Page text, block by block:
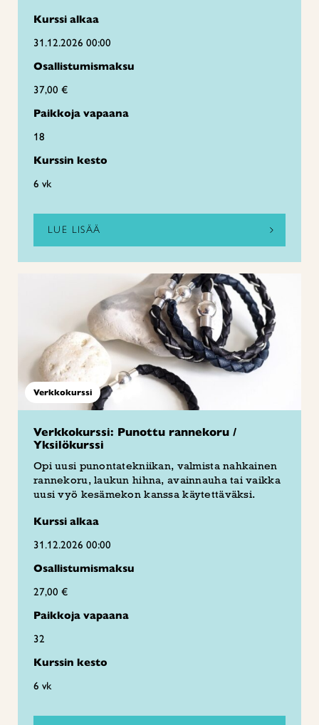
Kurssi alkaa
31.12.2026 00:00
Osallistumismaksu
37,00 €
Paikkoja vapaana
18
Kurssin kesto
6 vk
LUE LISÄÄ
Verkkokurssi
Verkkokurssi: Punottu rannekoru /
Yksilökurssi
Opi uusi punontatekniikan, valmista nahkainen
rannekoru, laukun hihna, avainnauha tai vaikka
uusi vyö kesämekon kanssa käytettäväksi.
Kurssi alkaa
31.12.2026 00:00
Osallistumismaksu
27,00 €
Paikkoja vapaana
32
Kurssin kesto
6 vk